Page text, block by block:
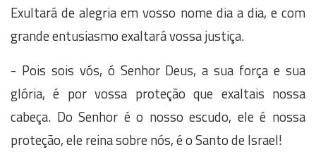
Exultará de alegria em vosso nome dia a dia, e com
grande entusiasmo exaltará vossa justiça.
- Pois sois vós, ó Senhor Deus, a sua força e sua
glória, é por vossa proteção que exaltais nossa
cabeça. Do Senhor é o nosso escudo, ele é nossa
proteção, ele reina sobre nós, é o Santo de Israel!